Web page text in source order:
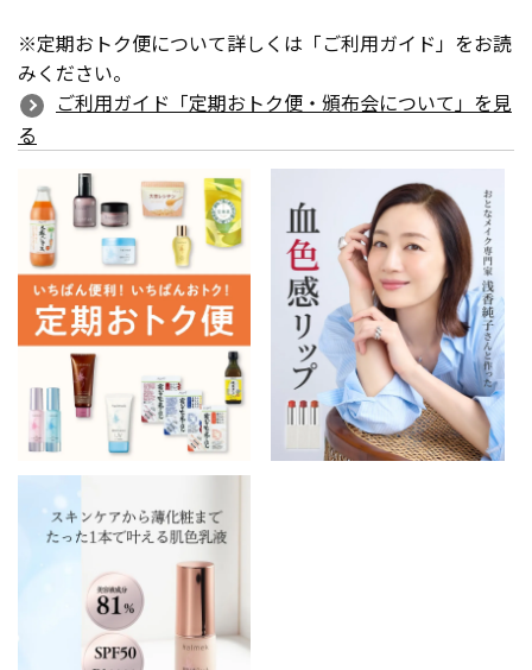
※定期おトク便について詳しくは「ご利用ガイド」をお読
みください。
ご利用ガイド「定期おトク便・頒布会について」を見
る